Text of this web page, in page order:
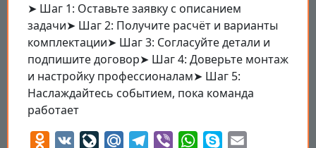
➤ Шаг 1: Оставьте заявку с описанием
задачи➤ Шаг 2: Получите расчёт и варианты
комплектации➤ Шаг 3: Согласуйте детали и
подпишите договор➤ Шаг 4: Доверьте монтаж
и настройку профессионалам➤ Шаг 5:
Наслаждайтесь событием, пока команда
работает
Odnoklassniki
VK LiveJournal
Mail.RuTelegram
Viber WhatsApp
Skype